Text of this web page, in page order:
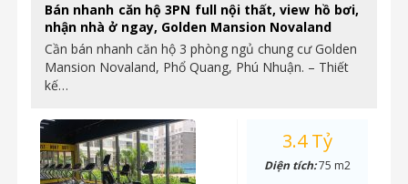
Bán nhanh căn hộ 3PN full nội thất, view hồ bơi,
nhận nhà ở ngay, Golden Mansion Novaland
Cần bán nhanh căn hộ 3 phòng ngủ chung cư Golden
Mansion Novaland, Phổ Quang, Phú Nhuận. – Thiết
kế…
3.4 Tỷ
Diện tích:75 m2